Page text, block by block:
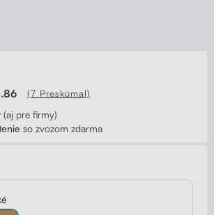
- Riser
a zásuvky
(7 Preskúmal)
(aj pre firmy)
so zvozom zdarma